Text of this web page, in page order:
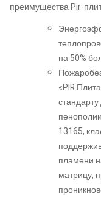
преимущества Pir-
на 50%
«PIR
13165,
пламени
матрицу,